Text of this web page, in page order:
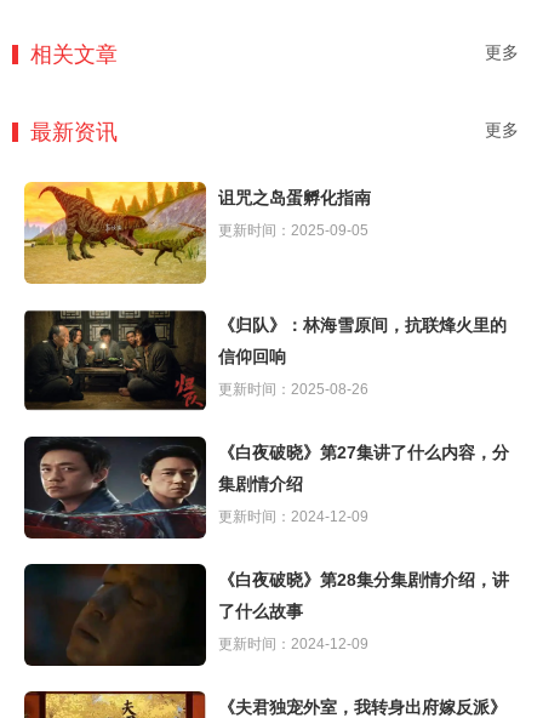
相关文章 更多
最新资讯 更多
诅咒之岛蛋孵化指南
更新时间：2025-09-05
《归队》：林海雪原间，抗联烽火里的
信仰回响
更新时间：2025-08-26
《白夜破晓》第27集讲了什么内容，分
集剧情介绍
更新时间：2024-12-09
《白夜破晓》第28集分集剧情介绍，讲
了什么故事
更新时间：2024-12-09
《夫君独宠外室，我转身出府嫁反派》